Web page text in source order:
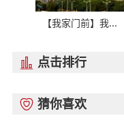
【我家门前】我...
 点击排行
 猜你喜欢